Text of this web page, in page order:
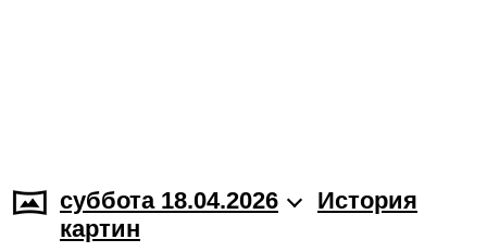
суббота 18.04.2026
История
картин